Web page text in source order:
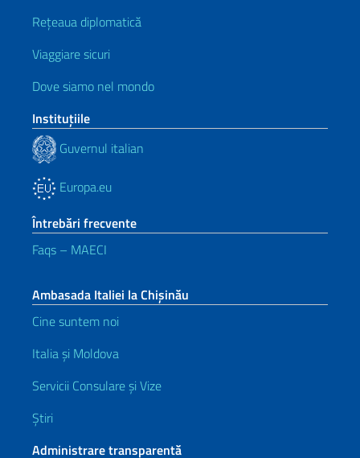
Rețeaua diplomatică
Viaggiare sicuri
Dove siamo nel mondo
Instituţiile
Guvernul italian
Europa.eu
Întrebări frecvente
Faqs – MAECI
Ambasada Italiei la Chișinău
Cine suntem noi
Italia și Moldova
Servicii Consulare și Vize
Știri
Administrare transparentă